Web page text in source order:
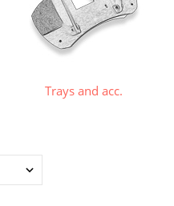
Trays and acc.